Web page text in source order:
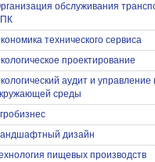
обслуживания
технического сервиса
проектирование
аудит и управление
среды
дизайн
пищевых производств